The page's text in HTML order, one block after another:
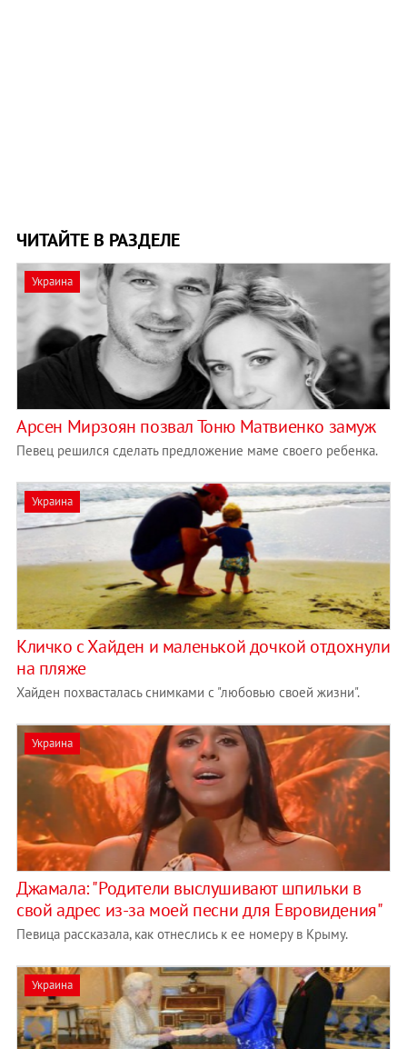
ЧИТАЙТЕ В РАЗДЕЛЕ
Украина
Арсен Мирзоян позвал Тоню Матвиенко замуж
Певец решился сделать предложение маме своего ребенка.
Украина
Кличко с Хайден и маленькой дочкой отдохнули
на пляже
Хайден похвасталась снимками с "любовью своей жизни".
Украина
Джамала: "Родители выслушивают шпильки в
свой адрес из-за моей песни для Евровидения"
Певица рассказала, как отнеслись к ее номеру в Крыму.
Украина